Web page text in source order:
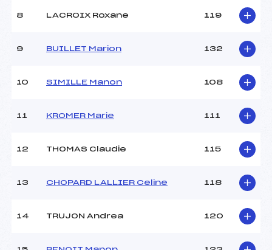
8 LACROIX Roxane 119
9 BUILLET Marion 132
10 SIMILLE Manon 108
11 KROMER Marie 111
12 THOMAS Claudie 115
13 CHOPARD LALLIER Celine 118
14 TRUJON Andrea 120